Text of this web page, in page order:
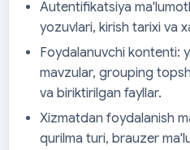
Autentifikatsiya
yozuvlari, kirish tarixi va
Foydalanuvchi kontenti:
mavzular, grouping
va biriktirilgan fayllar.
Xizmatdan foydalanish
qurilma turi, brauzer